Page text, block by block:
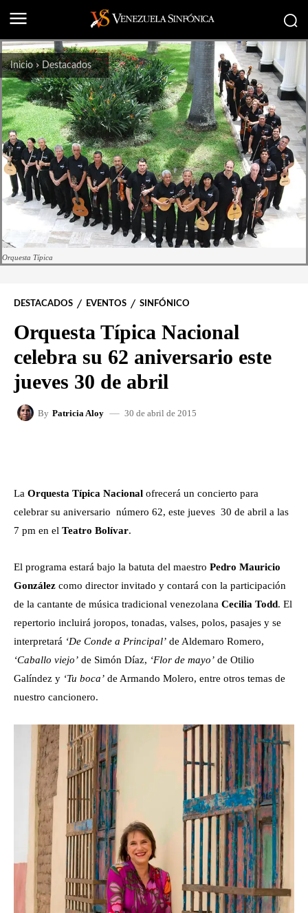
Inicio Destacados
Orquesta Típica
DESTACADOS EVENTOS SINFÓNICO
Orquesta Típica Nacional
celebra su 62 aniversario este
jueves 30 de abril
By Patricia Aloy 30 de abril de 2015
La Orquesta Típica Nacional ofrecerá un concierto para
celebrar su aniversario número 62, este jueves 30 de abril a las
7 pm en el Teatro Bolívar.
El programa estará bajo la batuta del maestro Pedro Mauricio
González como director invitado y contará con la participación
de la cantante de música tradicional venezolana Cecilia Todd. El
repertorio incluirá joropos, tonadas, valses, polos, pasajes y se
interpretará ‘De Conde a Principal’ de Aldemaro Romero,
‘Caballo viejo’ de Simón Díaz, ‘Flor de mayo’ de Otilio
Galíndez y ‘Tu boca’ de Armando Molero, entre otros temas de
nuestro cancionero.